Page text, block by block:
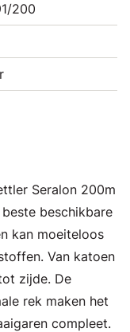
200
Seralon 200m
beschikbare
kan moeiteloos
Van katoen
zijde. De
rek maken het
compleet.